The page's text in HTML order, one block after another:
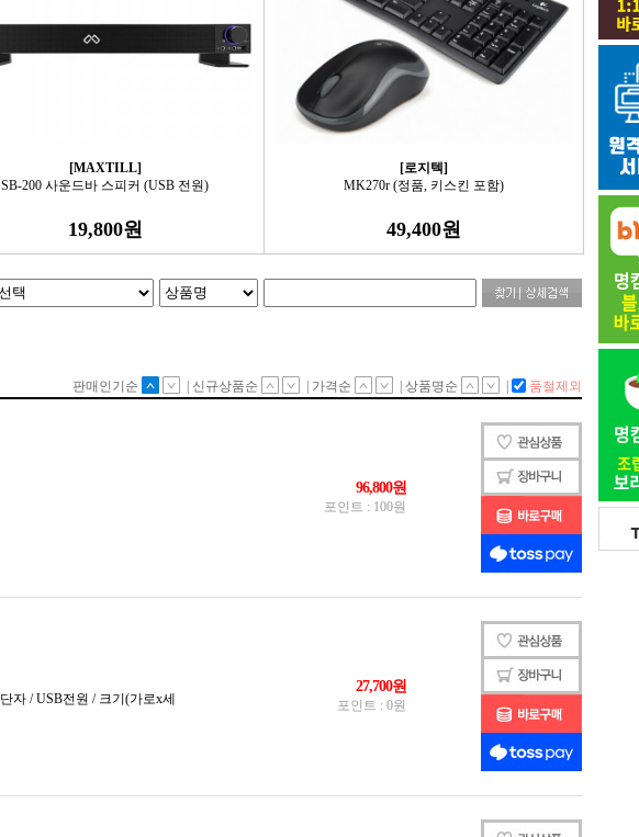
[MAXTILL]
SB-200 사운드바 스피커 (USB 전원)
19,800원
[로지텍]
MK270r (정품, 키스킨 포함)
49,400원